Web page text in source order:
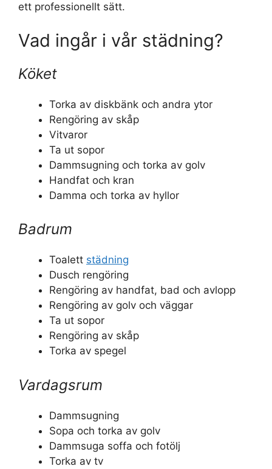
ett professionellt sätt.
Vad ingår i vår städning?
Köket
Torka av diskbänk och andra ytor
Rengöring av skåp
Vitvaror
Ta ut sopor
Dammsugning och torka av golv
Handfat och kran
Damma och torka av hyllor
Badrum
Toalett städning
Dusch rengöring
Rengöring av handfat, bad och avlopp
Rengöring av golv och väggar
Ta ut sopor
Rengöring av skåp
Torka av spegel
Vardagsrum
Dammsugning
Sopa och torka av golv
Dammsuga soffa och fotölj
Torka av tv